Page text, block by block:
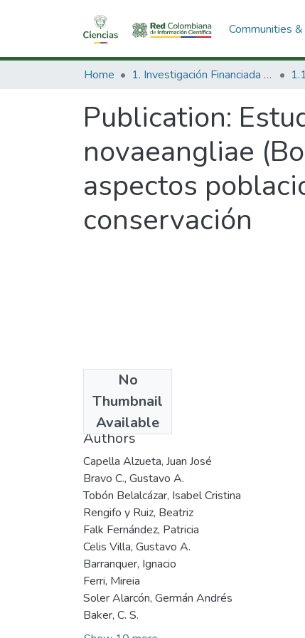
Communities
Home 1. Investigación Financiada con Recursos Públicos
Publication:
novaeangliae
aspectos
conservación
No
Thumbnail
Available
1996
Authors
Capella Alzueta, Juan José
Bravo C., Gustavo A.
Tobón Belalcázar, Isabel Cristina
Rengifo y Ruiz, Beatriz
Falk Fernández, Patricia
Celis Villa, Gustavo A.
Barranquer, Ignacio
Ferri, Mireia
Soler Alarcón, Germán Andrés
Baker, C. S.